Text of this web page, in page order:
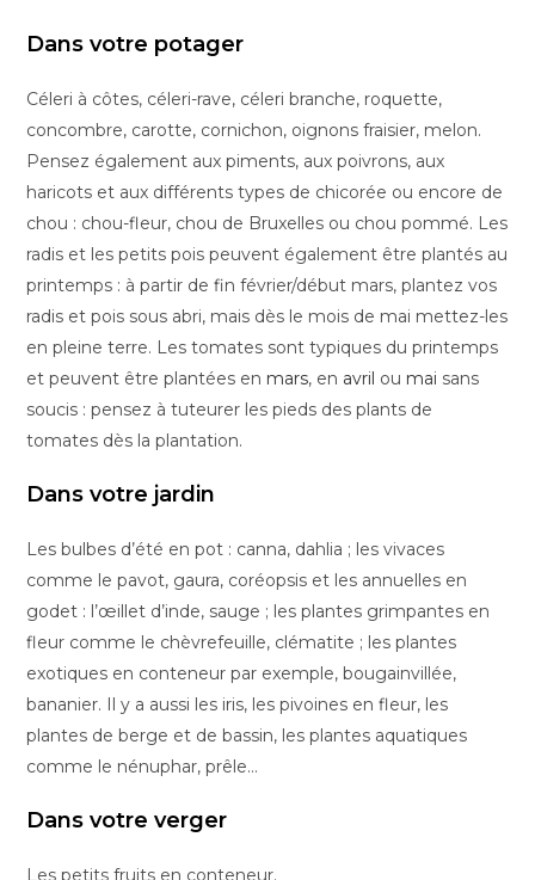
Dans votre potager
Céleri à côtes, céleri-rave, céleri branche, roquette,
concombre, carotte, cornichon, oignons fraisier, melon.
Pensez également aux piments, aux poivrons, aux
haricots et aux différents types de chicorée ou encore de
chou : chou-fleur, chou de Bruxelles ou chou pommé. Les
radis et les petits pois peuvent également être plantés au
printemps : à partir de fin février/début mars, plantez vos
radis et pois sous abri, mais dès le mois de mai mettez-les
en pleine terre. Les tomates sont typiques du printemps
et peuvent être plantées en mars, en avril ou mai sans
soucis : pensez à tuteurer les pieds des plants de
tomates dès la plantation.
Dans votre jardin
Les bulbes d’été en pot : canna, dahlia ; les vivaces
comme le pavot, gaura, coréopsis et les annuelles en
godet : l’œillet d’inde, sauge ; les plantes grimpantes en
fleur comme le chèvrefeuille, clématite ; les plantes
exotiques en conteneur par exemple, bougainvillée,
bananier. Il y a aussi les iris, les pivoines en fleur, les
plantes de berge et de bassin, les plantes aquatiques
comme le nénuphar, prêle…
Dans votre verger
Les petits fruits en conteneur.